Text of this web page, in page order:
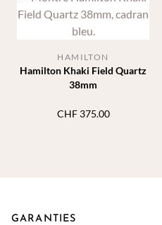
Hamilton Khaki Field Quartz
38mm
HAMILTON
CHF375.00
GARANTIES